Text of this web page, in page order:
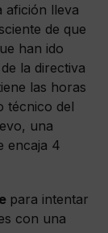
afición lleva
de que
han ido
la directiva
las horas
técnico del
una
encaja 4
para intentar
con una